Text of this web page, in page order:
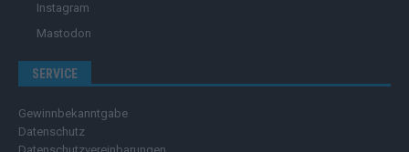
Instagram
Mastodon
SERVICE
Gewinnbekanntgabe
Datenschutz